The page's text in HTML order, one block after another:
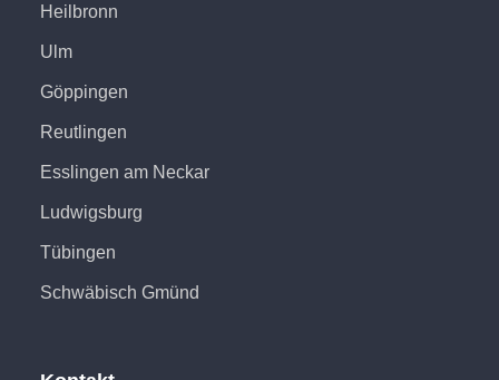
Heilbronn
Ulm
Göppingen
Reutlingen
Esslingen am Neckar
Ludwigsburg
Tübingen
Schwäbisch Gmünd